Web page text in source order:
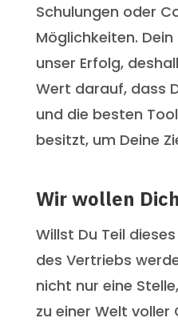
Schulungen oder
Möglichkeiten.
unser Erfolg,
Wert darauf, dass
und die besten
besitzt, um Deine
Wir wollen
Willst Du Teil
des Vertriebs
nicht nur eine
zu einer Welt voller